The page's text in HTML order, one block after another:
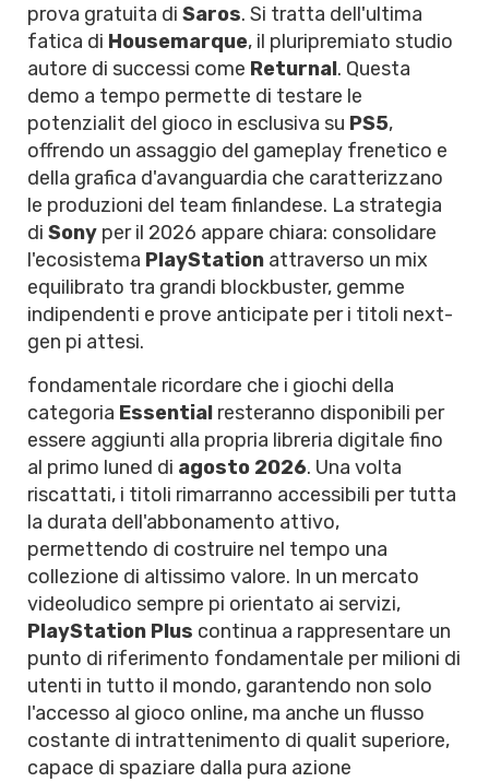
prova gratuita di Saros. Si tratta dell'ultima
fatica di Housemarque, il pluripremiato studio
autore di successi come Returnal. Questa
demo a tempo permette di testare le
potenzialit del gioco in esclusiva su PS5,
offrendo un assaggio del gameplay frenetico e
della grafica d'avanguardia che caratterizzano
le produzioni del team finlandese. La strategia
di Sony per il 2026 appare chiara: consolidare
l'ecosistema PlayStation attraverso un mix
equilibrato tra grandi blockbuster, gemme
indipendenti e prove anticipate per i titoli next-
gen pi attesi.
fondamentale ricordare che i giochi della
categoria Essential resteranno disponibili per
essere aggiunti alla propria libreria digitale fino
al primo luned di agosto 2026. Una volta
riscattati, i titoli rimarranno accessibili per tutta
la durata dell'abbonamento attivo,
permettendo di costruire nel tempo una
collezione di altissimo valore. In un mercato
videoludico sempre pi orientato ai servizi,
PlayStation Plus continua a rappresentare un
punto di riferimento fondamentale per milioni di
utenti in tutto il mondo, garantendo non solo
l'accesso al gioco online, ma anche un flusso
costante di intrattenimento di qualit superiore,
capace di spaziare dalla pura azione